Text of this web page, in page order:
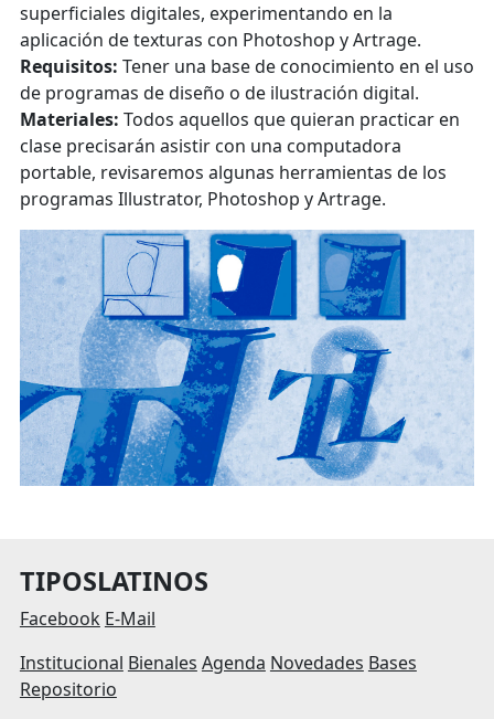
superficiales digitales, experimentando en la
aplicación de texturas con Photoshop y Artrage.
Requisitos: Tener una base de conocimiento en el uso
de programas de diseño o de ilustración digital.
Materiales: Todos aquellos que quieran practicar en
clase precisarán asistir con una computadora
portable, revisaremos algunas herramientas de los
programas Illustrator, Photoshop y Artrage.
TIPOSLATINOS
Facebook E-Mail
Institucional Bienales Agenda Novedades Bases
Repositorio